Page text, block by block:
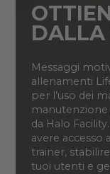
DALLA
Messaggi
allenamenti
per l’uso dei
da Halo
avere accesso
trainer,
tuoi utenti e